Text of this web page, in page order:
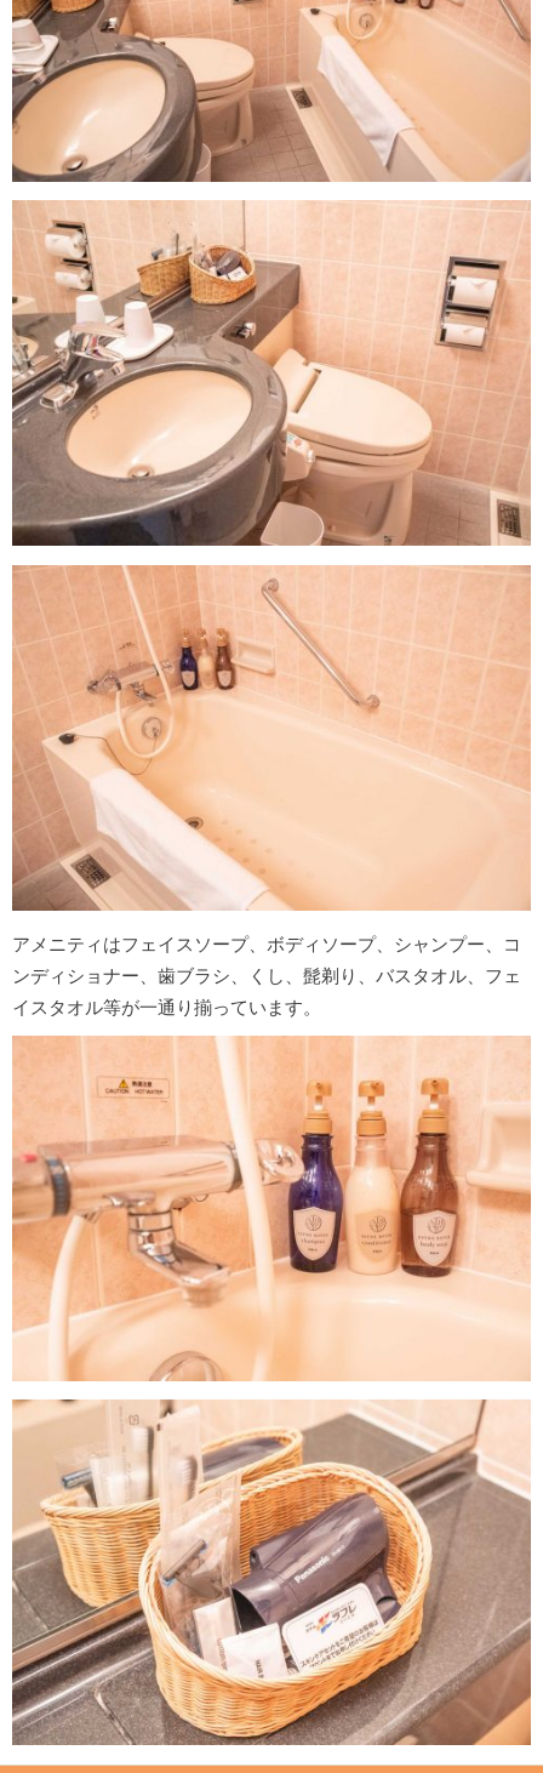
アメニティはフェイスソープ、ボディソープ、シャンプー、コ
ンディショナー、歯ブラシ、くし、髭剃り、バスタオル、フェ
イスタオル等が一通り揃っています。